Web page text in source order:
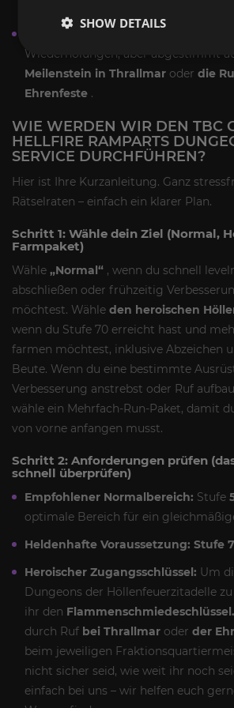
Mehrfachdurchlauf mit Ruffokus:
Wiederholungen, aber abgestimmt
Meilenstein in Thrallmar oder die
Ehrenfeste .
WIE WERDEN WIR DEN TBC
HELLFIRE RAMPARTS
SERVICE DURCHFÜHREN?
Hier ist Ihre Kurzanleitung. Ganz
Rätselraten – einfach ein klarer Plan.
Schritt 1: Wähle dein Ziel (Normal,
Farmpaket)
Wähle „Normal“ , wenn du schnell
abschließen oder frühzeitig
möchtest. Wähle den heroischen
wenn du Stufe 70 erreicht hast und
farmen möchtest, inklusive Abzeichen
Beute. Wenn du eine bestimmte
Verbesserung anstrebst oder Ruf
wähle ein Mehrfach-Run-Paket, damit
von vorne anfangen musst.
Schritt 2: Anforderungen prüfen
schnell überprüfen)
Empfohlener Normalbereich: Stufe
optimale Bereich für ein
Heldenhafte Voraussetzung: Stufe
Heroischer Zugangsschlüssel: Um
Dungeons der Höllenfeuerzitadelle
ihr den Flammenschmiedeschlüssel.
durch Ruf bei Thrallmar oder der
beim jeweiligen
nicht sicher seid, wie weit ihr noch
einfach bei uns – wir helfen euch
SHOW DETAILS